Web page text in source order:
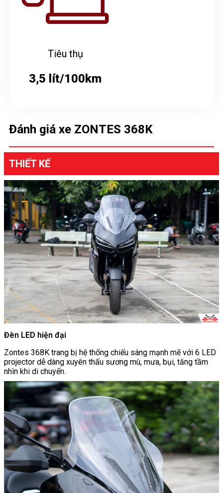
Tiêu thụ
3,5 lít/100km
Đánh giá xe ZONTES 368K
THIẾT KẾ
Đèn LED hiện đại
Zontes 368K trang bị hệ thống chiếu sáng mạnh mẽ với 6 LED
projector dễ dàng xuyên thấu sương mù, mưa, bụi, tăng tầm
nhìn khi di chuyển.